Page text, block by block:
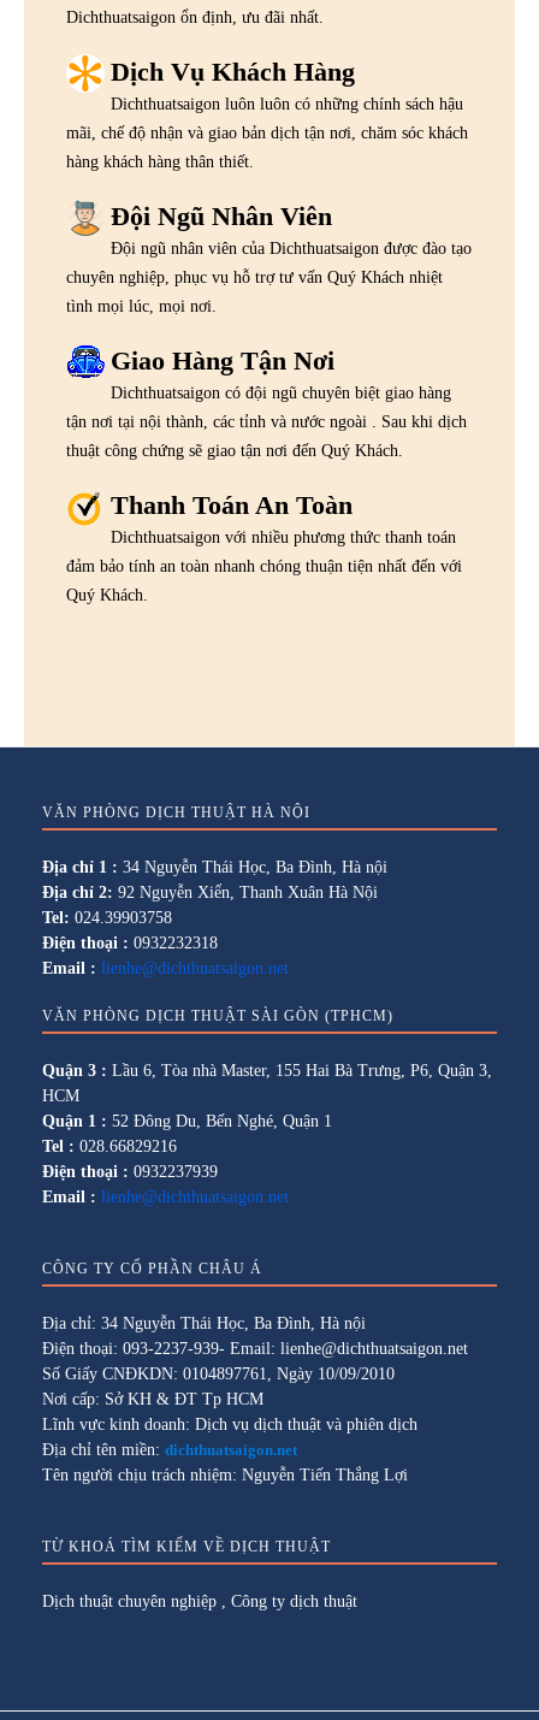
Dichthuatsaigon ổn định, ưu đãi nhất.
Dịch Vụ Khách Hàng
Dichthuatsaigon luôn luôn có những chính sách hậu
mãi, chế độ nhận và giao bản dịch tận nơi, chăm sóc khách
hàng khách hàng thân thiết.
Đội Ngũ Nhân Viên
Đội ngũ nhân viên của Dichthuatsaigon được đào tạo
chuyên nghiệp, phục vụ hỗ trợ tư vấn Quý Khách nhiệt
tình mọi lúc, mọi nơi.
Giao Hàng Tận Nơi
Dichthuatsaigon có đội ngũ chuyên biệt giao hàng
tận nơi tại nội thành, các tỉnh và nước ngoài . Sau khi dịch
thuật công chứng sẽ giao tận nơi đến Quý Khách.
Thanh Toán An Toàn
Dichthuatsaigon với nhiều phương thức thanh toán
đảm bảo tính an toàn nhanh chóng thuận tiện nhất đến với
Quý Khách.
VĂN PHÒNG DỊCH THUẬT HÀ NỘI
Địa chỉ 1 : 34 Nguyễn Thái Học, Ba Đình, Hà nội
Địa chỉ 2: 92 Nguyễn Xiển, Thanh Xuân Hà Nội
Tel: 024.39903758
Điện thoại : 0932232318
Email : lienhe@dichthuatsaigon.net
VĂN PHÒNG DỊCH THUẬT SÀI GÒN (TPHCM)
Quận 3 : Lầu 6, Tòa nhà Master, 155 Hai Bà Trưng, P6, Quận 3,
HCM
Quận 1 : 52 Đông Du, Bến Nghé, Quận 1
Tel : 028.66829216
Điện thoại : 0932237939
Email : lienhe@dichthuatsaigon.net
CÔNG TY CỔ PHẦN CHÂU Á
Địa chỉ: 34 Nguyễn Thái Học, Ba Đình, Hà nội
Điện thoại: 093-2237-939- Email: lienhe@dichthuatsaigon.net
Số Giấy CNĐKDN: 0104897761, Ngày 10/09/2010
Nơi cấp: Sở KH & ĐT Tp HCM
Lĩnh vực kinh doanh: Dịch vụ dịch thuật và phiên dịch
Địa chỉ tên miền: dichthuatsaigon.net
Tên người chịu trách nhiệm: Nguyễn Tiến Thắng Lợi
TỪ KHOÁ TÌM KIẾM VỀ DỊCH THUẬT
Dịch thuật chuyên nghiệp , Công ty dịch thuật